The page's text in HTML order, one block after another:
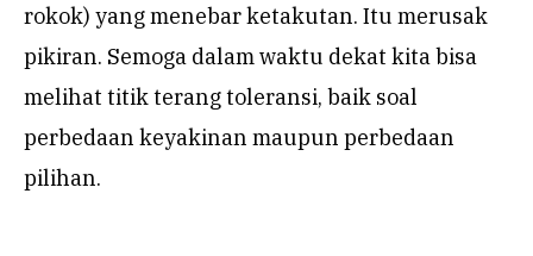
rokok) yang menebar ketakutan. Itu merusak
pikiran. Semoga dalam waktu dekat kita bisa
melihat titik terang toleransi, baik soal
perbedaan keyakinan maupun perbedaan
pilihan.